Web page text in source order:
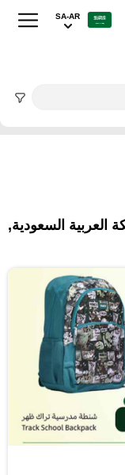
SA-AR
السعودية,